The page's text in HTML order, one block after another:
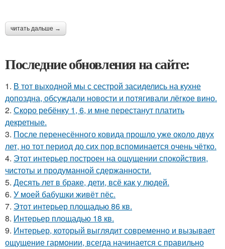
читать дальше →
Последние обновления на сайте:
1. В тот выходной мы с сестрой засиделись на кухне
допоздна, обсуждали новости и потягивали лёгкое вино.
2. Скоро ребёнку 1, 6, и мне перестанут платить
декретные.
3. После перенесённого ковида прошло уже около двух
лет, но тот период до сих пор вспоминается очень чётко.
4. Этот интерьер построен на ощущении спокойствия,
чистоты и продуманной сдержанности.
5. Десять лет в браке, дети, всё как у людей.
6. У моей бабушки живёт пёс.
7. Этот интерьер площадью 86 кв.
8. Интерьер площадью 18 кв.
9. Интерьер, который выглядит современно и вызывает
ощущение гармонии, всегда начинается с правильно